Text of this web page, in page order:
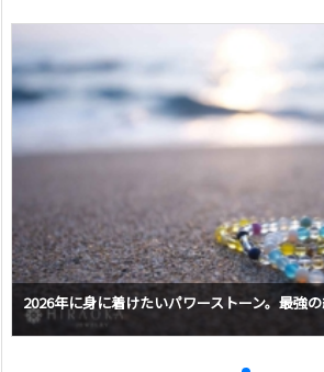
2026年に身に着けたいパワーストーン。最強